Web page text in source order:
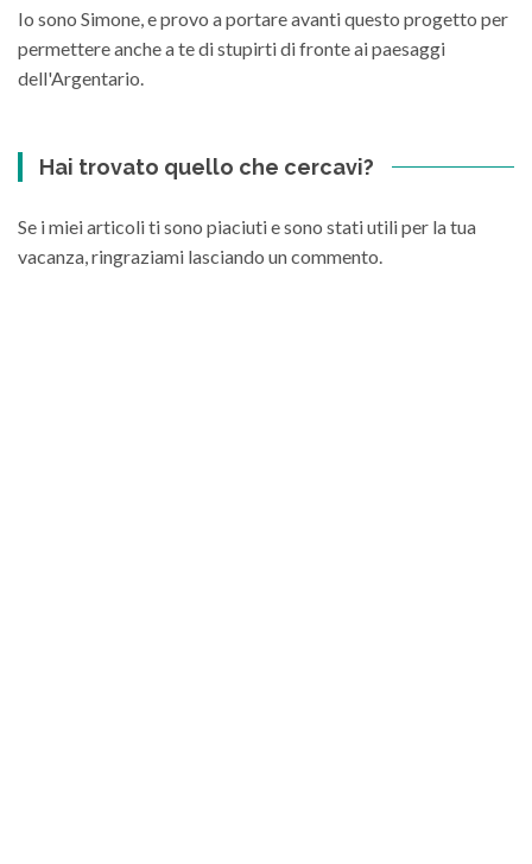
Io sono Simone, e provo a portare avanti questo progetto per
permettere anche a te di stupirti di fronte ai paesaggi
dell'Argentario.
Hai trovato quello che cercavi?
Se i miei articoli ti sono piaciuti e sono stati utili per la tua
vacanza, ringraziami lasciando un commento.